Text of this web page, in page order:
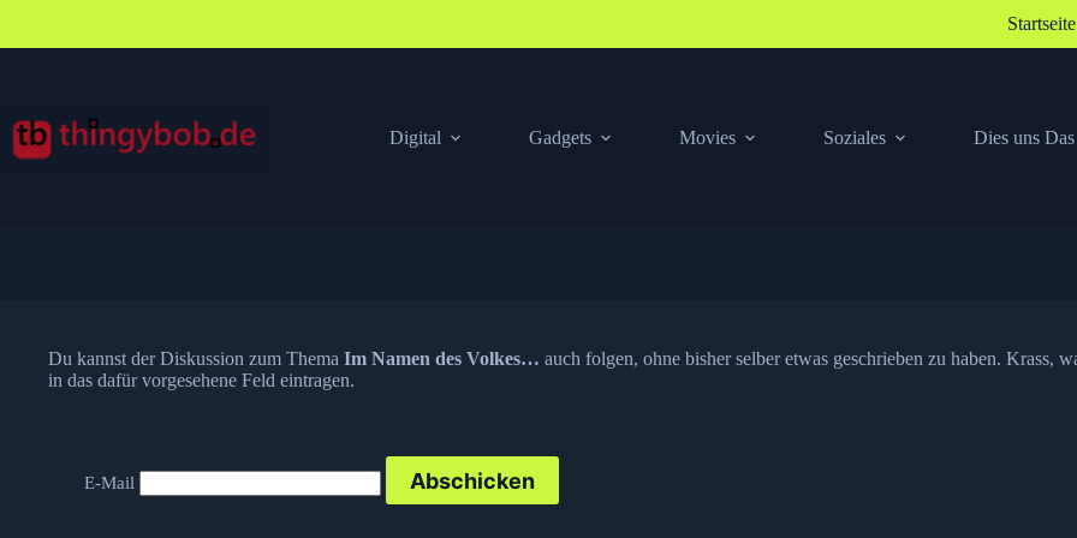
springen
Startseite
Digital Gadgets Movies Soziales Dies uns Das
Du kannst der Diskussion zum Thema Im Namen des Volkes… auch folgen, ohne bisher selber etwas geschrieben zu haben. Krass,
in das dafür vorgesehene Feld eintragen.
E-Mail